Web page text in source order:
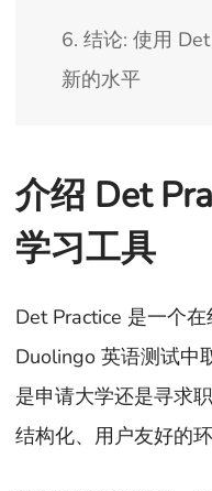
6. 结论: 使用
新的水平
介绍 Det
学习工具
Det Practice 是一个
Duolingo 英语测试中
是申请大学还是寻求
结构化、用户友好的